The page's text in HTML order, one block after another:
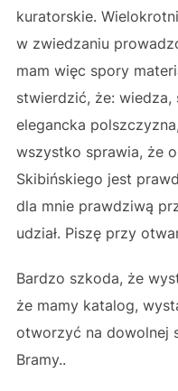
kuratorskie.
w zwiedzaniu
mam więc spory
stwierdzić, że: wiedza,
elegancka
wszystko sprawia, że
Skibińskiego jest
dla mnie prawdziwą
udział. Piszę przy
Bardzo szkoda, że
że mamy katalog,
otworzyć na dowolnej
Bramy..